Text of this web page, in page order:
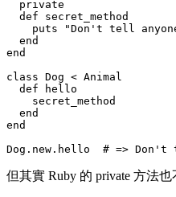
  private
  def secret_method
puts "Don't tell
  end
end
class Dog < Animal
  def hello
    secret_method
  end
end
但其實 Ruby 的 private 方法也